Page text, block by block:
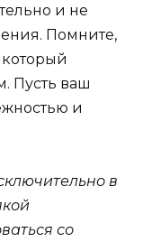
и не
Помните,
Пусть ваш
и
в
со